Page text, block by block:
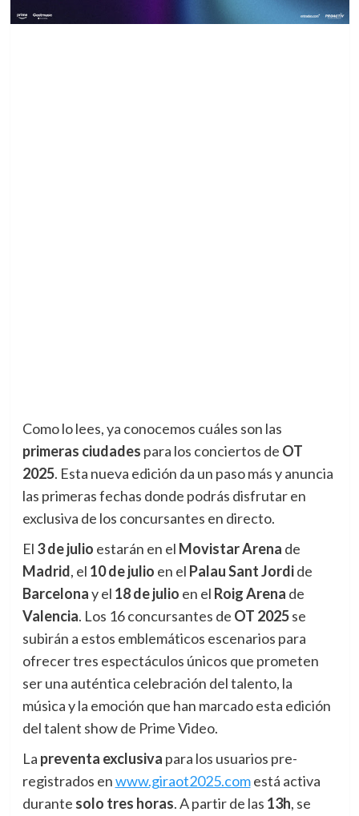
Como lo lees, ya conocemos cuáles son las
primeras ciudades para los conciertos de OT
2025. Esta nueva edición da un paso más y anuncia
las primeras fechas donde podrás disfrutar en
exclusiva de los concursantes en directo.
El 3 de julio estarán en el Movistar Arena de
Madrid, el 10 de julio en el Palau Sant Jordide
Barcelonay el 18 de julio en el Roig Arena de
Valencia. Los 16 concursantes de OT 2025se
subirán a estos emblemáticos escenarios para
ofrecer tres espectáculos únicos que prometen
ser una auténtica celebración del talento, la
música y la emoción que han marcado esta edición
del talent show de Prime Video.
La preventa exclusiva para los usuarios pre-
registrados enwww.giraot2025.comestá activa
durante solo tres horas. A partir de las 13h, se